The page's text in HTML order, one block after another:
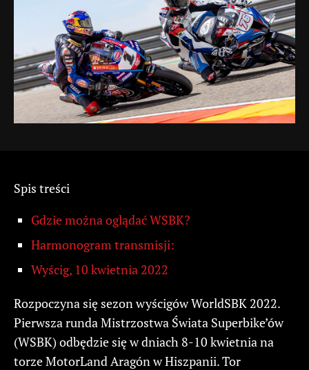
Spis treści
Gdzie można oglądać WSBK?
Harmonogram transmisji:
Wyścig, 10 kwietnia 2022
Rozpoczyna się sezon wyścigów WorldSBK 2022.
Pierwsza runda Mistrzostwa Świata Superbike’ów
(WSBK) odbędzie się w dniach 8-10 kwietnia na
torze MotorLand Aragón w Hiszpanii. Tor